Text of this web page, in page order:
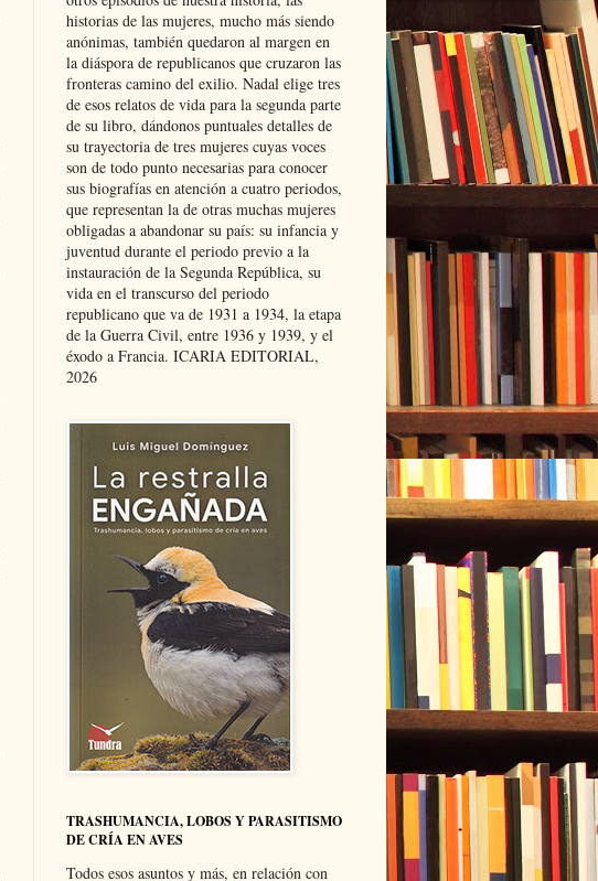
historias de las mujeres, mucho más siendo
anónimas, también quedaron al margen en
la diáspora de republicanos que cruzaron las
fronteras camino del exilio. Nadal elige tres
de esos relatos de vida para la segunda parte
de su libro, dándonos puntuales detalles de
su trayectoria de tres mujeres cuyas voces
son de todo punto necesarias para conocer
sus biografías en atención a cuatro periodos,
que representan la de otras muchas mujeres
obligadas a abandonar su país: su infancia y
juventud durante el periodo previo a la
instauración de la Segunda República, su
vida en el transcurso del periodo
republicano que va de 1931 a 1934, la etapa
de la Guerra Civil, entre 1936 y 1939, y el
éxodo a Francia. ICARIA EDITORIAL,
2026
TRASHUMANCIA, LOBOS Y PARASITISMO
DE CRÍA EN AVES
Todos esos asuntos y más, en relación con